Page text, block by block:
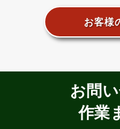
お客様
お問
作業